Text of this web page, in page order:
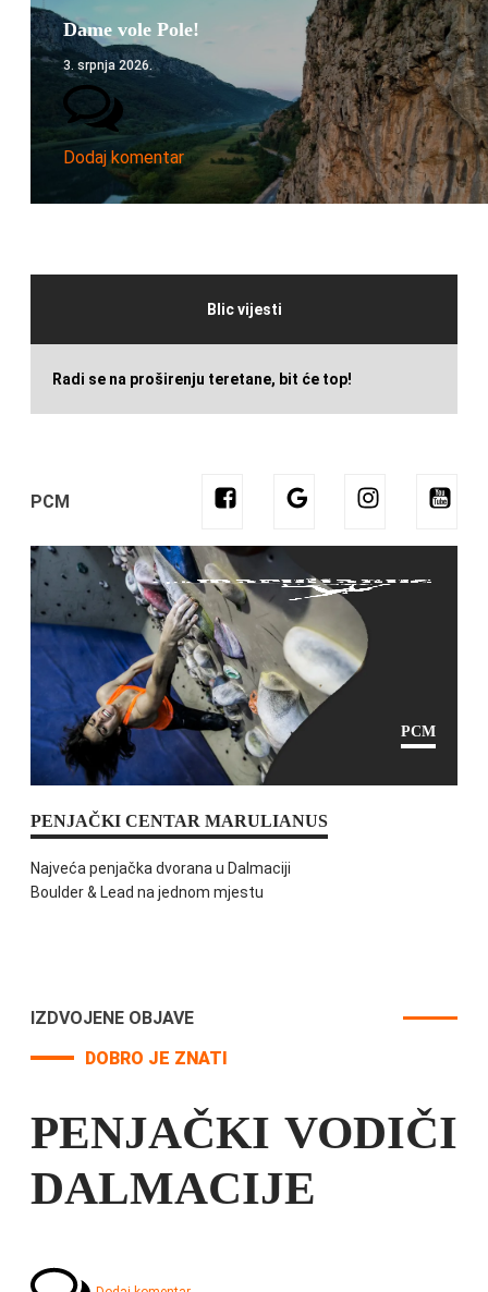
Dame vole Pole!
3. srpnja 2026.
Dodaj komentar
Blic vijesti
Radi se na proširenju teretane, bit će top!
PCM
PCM
PENJAČKI CENTAR MARULIANUS
Najveća penjačka dvorana u Dalmaciji
Boulder & Lead na jednom mjestu
IZDVOJENE OBJAVE
DOBRO JE ZNATI
PENJAČKI VODIČI
DALMACIJE